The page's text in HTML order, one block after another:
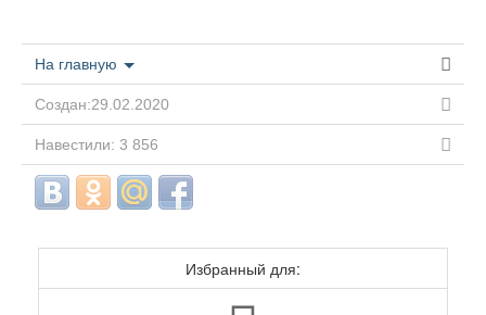
На главную
Создан:29.02.2020
Навестили: 3 856
Избранный для: